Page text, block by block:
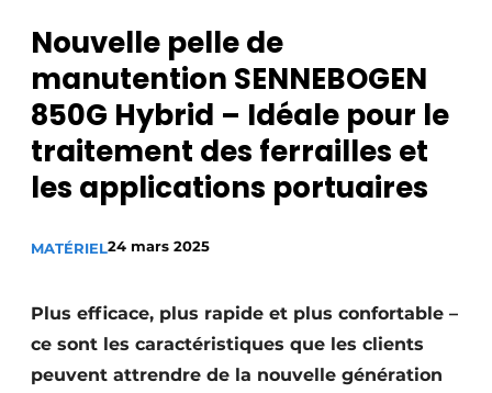
Podcasts
Privacy / Cookie statement
S’inscrire
Termes et conditions
Vidéos
Nouvelle pelle de
manutention SENNEBOGEN
850G Hybrid – Idéale pour le
traitement des ferrailles et
les applications portuaires
MATÉRIEL24 mars 2025
Plus efficace, plus rapide et plus confortable –
ce sont les caractéristiques que les clients
peuvent attrendre de la nouvelle génération